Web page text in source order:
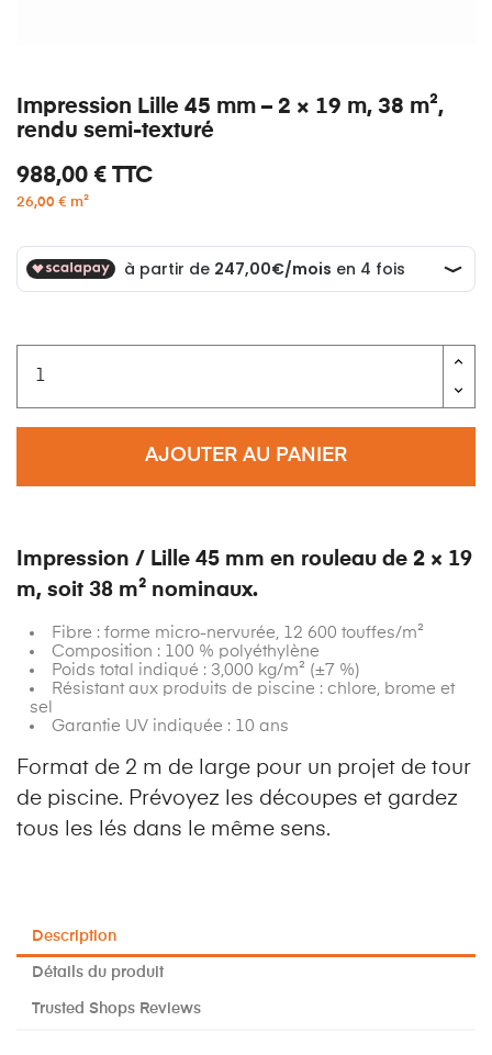
Impression Lille 45 mm – 2 × 19 m, 38 m²,
rendu semi-texturé
988,00 € TTC
26,00 € m²
AJOUTER AU PANIER
Impression / Lille 45 mm en rouleau de 2 × 19
m, soit 38 m² nominaux.
Fibre : forme micro-nervurée, 12 600 touffes/m²
Composition : 100 % polyéthylène
Poids total indiqué : 3,000 kg/m² (±7 %)
Résistant aux produits de piscine : chlore, brome et
sel
Garantie UV indiquée : 10 ans
Format de 2 m de large pour un projet de tour
de piscine. Prévoyez les découpes et gardez
tous les lés dans le même sens.
Description
Détails du produit
Trusted Shops Reviews